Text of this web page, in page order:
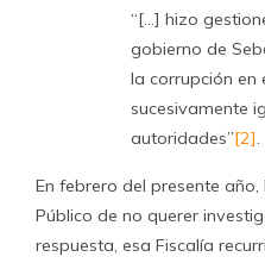
“[…] hizo
gobierno de
la corrupción en
sucesivamente
autoridades”[2].
En febrero del presente
Público de no querer
respuesta, esa Fiscalía